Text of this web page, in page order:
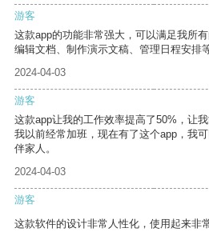
游客
这款app的功能非常强大，可以满足我所
编辑文档、制作演示文稿、管理日程安排等
2024-04-03
游客
这款app让我的工作效率提高了50%，让
我以前经常加班，现在有了这个app，我
伴家人。
2024-04-03
游客
这款软件的设计非常人性化，使用起来非